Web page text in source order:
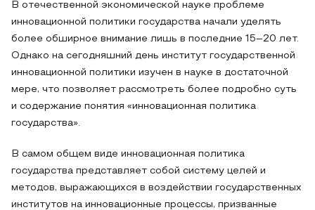
В отечественной экономической науке проблеме
инновационной политики государства начали уделять
более обширное внимание лишь в последние 15–20 лет.
Однако на сегодняшний день институт государственной
инновационной политики изучен в науке в достаточной
мере, что позволяет рассмотреть более подробно суть
и содержание понятия «инновационная политика
государства».
В самом общем виде инновационная политика
государства представляет собой систему целей и
методов, выражающихся в воздействии государственных
институтов на инновационные процессы, призванные